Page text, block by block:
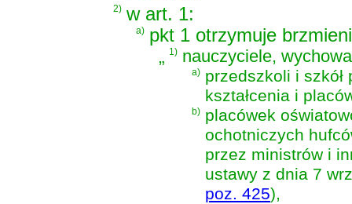
2) w art. 1:
a) pkt 1 otrzymuje
„ 1) nauczyciele,
a) przedszkoli i szkół
kształcenia i
b) placówek
ochotniczych
przez ministrów i
ustawy z dnia 7
poz. 425),